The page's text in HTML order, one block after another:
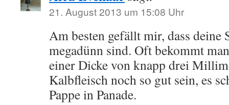
21. August 2013 um 15:08 Uhr
Am besten gefällt mir, dass deine
megadünn sind. Oft bekommt
einer Dicke von knapp drei
Kalbfleisch noch so gut sein, es
Pappe in Panade.